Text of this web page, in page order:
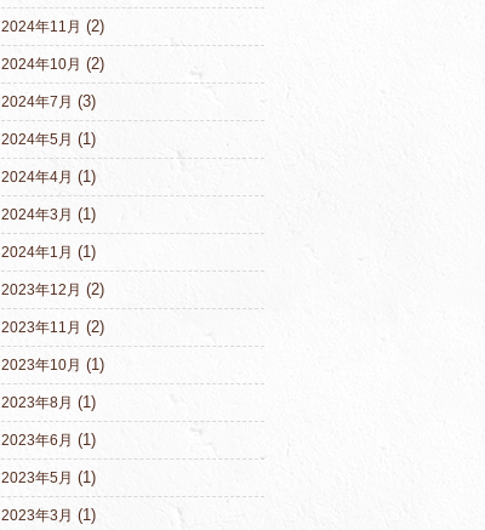
2024年11月 (2)
2024年10月 (2)
2024年7月 (3)
2024年5月 (1)
2024年4月 (1)
2024年3月 (1)
2024年1月 (1)
2023年12月 (2)
2023年11月 (2)
2023年10月 (1)
2023年8月 (1)
2023年6月 (1)
2023年5月 (1)
2023年3月 (1)